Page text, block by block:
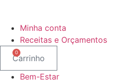
Minha conta
Receitas e Orçamentos
0
Carrinho
Bem-Estar